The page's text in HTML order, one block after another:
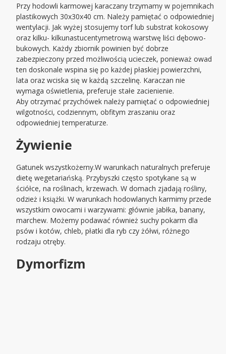
Przy hodowli karmowej karaczany trzymamy w pojemnikach
plastikowych 30x30x40 cm. Należy pamiętać o odpowiedniej
wentylacji. Jak wyżej stosujemy torf lub substrat kokosowy
oraz kilku- kilkunastucentymetrową warstwę liści dębowo-
bukowych. Każdy zbiornik powinien być dobrze
zabezpieczony przed możliwością ucieczek, ponieważ owad
ten doskonale wspina się po każdej płaskiej powierzchni,
lata oraz wciska się w każdą szczelinę. Karaczan nie
wymaga oświetlenia, preferuje stałe zacienienie.
Aby otrzymać przychówek należy pamiętać o odpowiedniej
wilgotności, codziennym, obfitym zraszaniu oraz
odpowiedniej temperaturze.
Żywienie
Gatunek wszystkożerny.W warunkach naturalnych preferuje
dietę wegetariańską. Przybyszki często spotykane są w
ściółce, na roślinach, krzewach. W domach zjadają rośliny,
odzież i książki. W warunkach hodowlanych karmimy przede
wszystkim owocami i warzywami: głównie jabłka, banany,
marchew. Możemy podawać również suchy pokarm dla
psów i kotów, chleb, płatki dla ryb czy żółwi, różnego
rodzaju otręby.
Dymorfizm